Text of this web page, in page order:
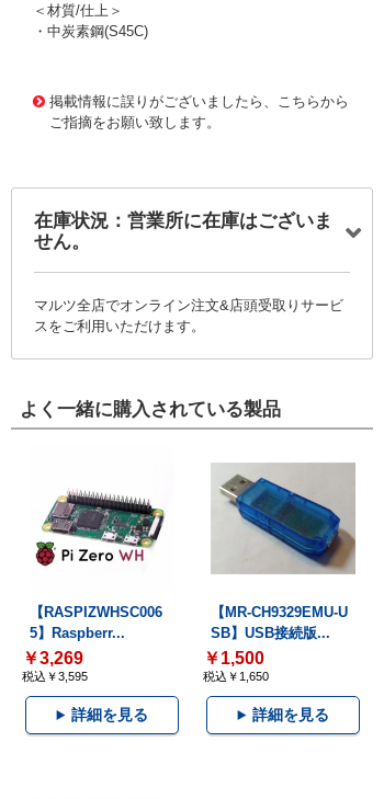
＜材質/仕上＞
・中炭素鋼(S45C)
掲載情報に誤りがございましたら、こちらから
ご指摘をお願い致します。
在庫状況：営業所に在庫はございま
せん。
マルツ全店でオンライン注文&店頭受取りサービ
スをご利用いただけます。
よく一緒に購入されている製品
【RASPIZWHSC006
5】Raspberr...
￥3,269
税込￥3,595
詳細を見る
【MR-CH9329EMU-U
SB】USB接続版...
￥1,500
税込￥1,650
詳細を見る